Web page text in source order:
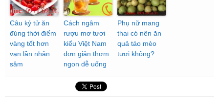
Câu kỷ tử ăn
đúng thời điểm
vàng tốt hơn
vạn lần nhân
sâm
Cách ngâm
rượu mơ tươi
kiểu Việt Nam
đơn giản thơm
ngon dễ uống
Phụ nữ mang
thai có nên ăn
quả táo mèo
tươi không?